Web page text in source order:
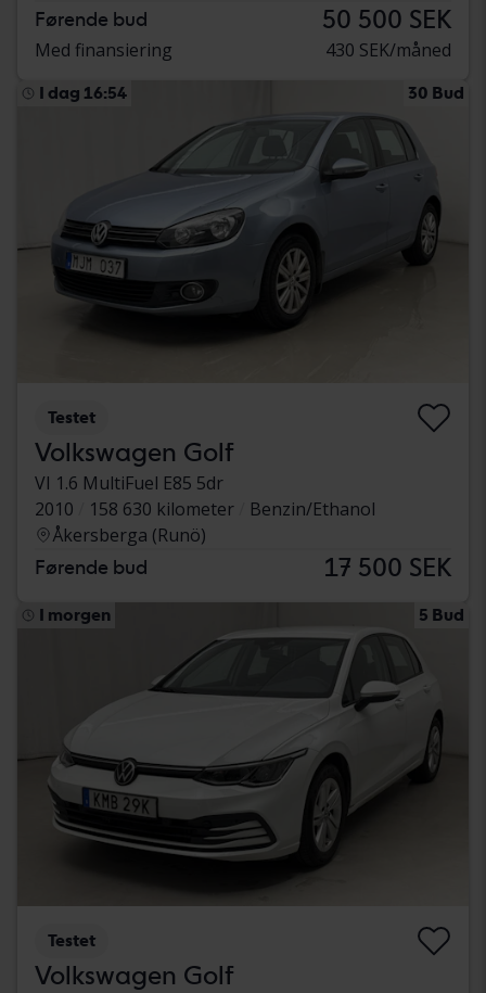
Førende bud 50 500 SEK
Med finansiering 430 SEK/måned
I dag 16:54 30 Bud
Testet
Volkswagen Golf
VI 1.6 MultiFuel E85 5dr
2010
158 630 kilometer
Benzin/Ethanol
Åkersberga (Runö)
Førende bud 17 500 SEK
I morgen 5 Bud
Testet
Volkswagen Golf